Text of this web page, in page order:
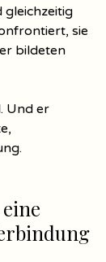
gleichzeitig
sie
bildeten
Und er